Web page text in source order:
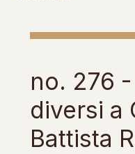
no. 276
diversi a
Battista